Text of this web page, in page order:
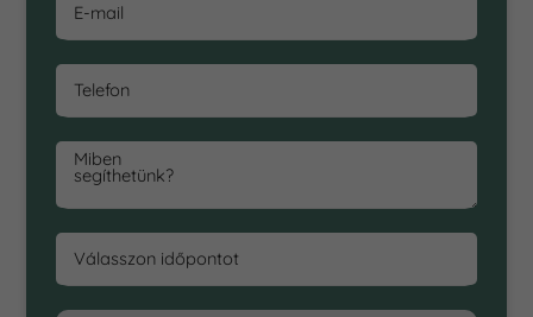
E-mail
Telefon
Miben
segíthetünk?
Válasszon időpontot